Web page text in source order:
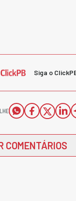
Siga o
COMENTÁRIOS